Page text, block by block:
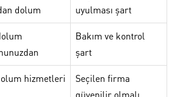
dolum
uyulması şart
Bakım ve kontrol
şart
hizmetleri
Seçilen firma
güvenilir olmalı